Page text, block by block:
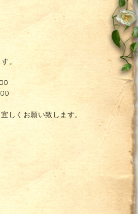
。
しくお願い致します。